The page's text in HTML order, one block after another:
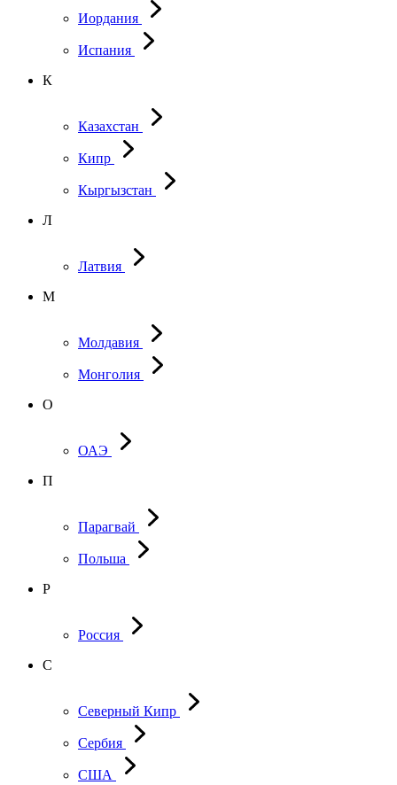
Иордания
Испания
К
Казахстан
Кипр
Кыргызстан
Л
Латвия
М
Молдавия
Монголия
О
ОАЭ
П
Парагвай
Польша
Р
Россия
С
Северный Кипр
Сербия
США